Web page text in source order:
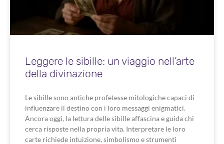
Leggere le sibille: un viaggio nell’arte
della divinazione
Le sibille sono antiche profetesse mitologiche capaci di
influenzare il destino con i loro messaggi enigmatici.
Ancora oggi, la lettura delle sibille affascina e guida chi
cerca risposte nella propria vita. Interpretare le loro
carte richiede intuizione, simbolismo e strumenti